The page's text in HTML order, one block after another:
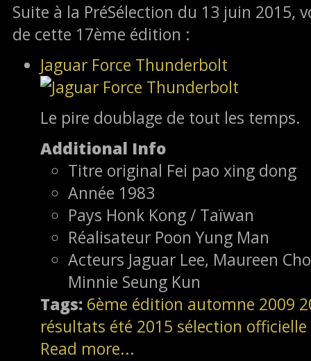
Suite à la PréSélection du 13 juin 2015,
de cette 17ème édition :
Jaguar Force Thunderbolt
Le pire doublage de tout les temps.
Additional Info
Titre original Fei pao xing dong
Année 1983
Pays Honk Kong / Taïwan
Réalisateur Poon Yung Man
Acteurs Jaguar Lee, Maureen
Minnie Seung Kun
Tags: 6ème édition automne 2009
résultats été 2015 sélection officielle
Read more...